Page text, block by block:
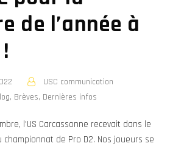
de l’année à
USC communication
, Brèves, Dernières infos
l'US Carcassonne recevait dans le
championnat de Pro D2. Nos joueurs se